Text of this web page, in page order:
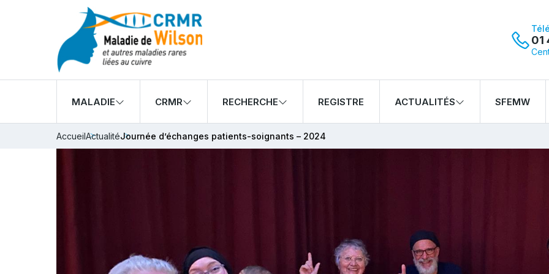
01
MALADIE CRMR RECHERCHE REGISTRE ACTUALITÉS SFEMW
AccueilActualitéJournée d’échanges patients-soignants – 2024